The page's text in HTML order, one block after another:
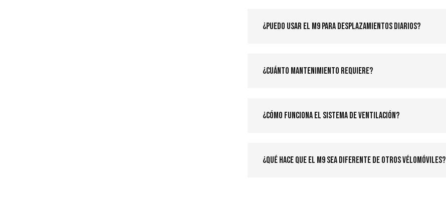
¿Puedo usar el M9 para desplazamientos diarios?
¿Cuánto mantenimiento requiere?
¿Cómo funciona el sistema de ventilación?
¿Qué hace que el M9 sea diferente de otros vélomóviles?